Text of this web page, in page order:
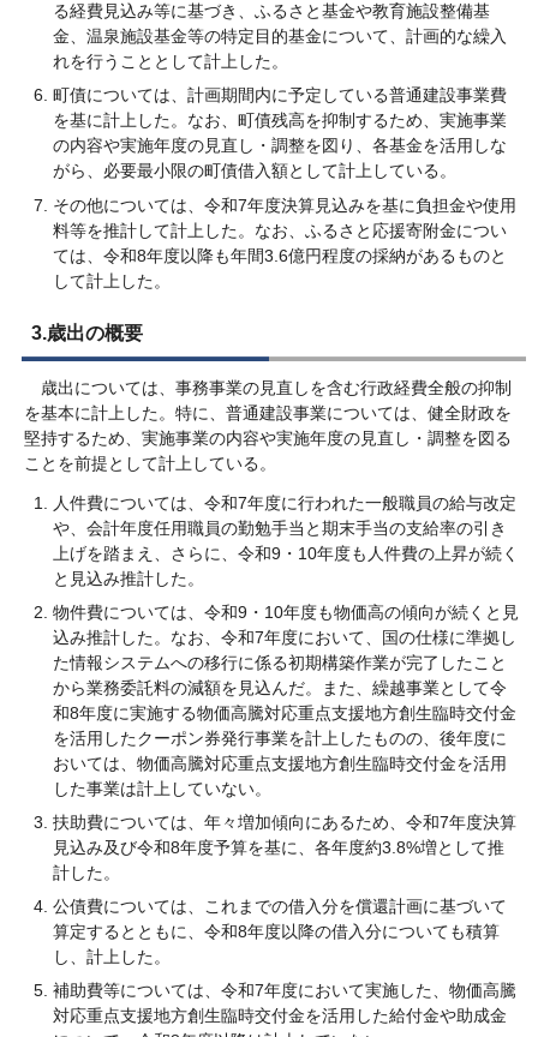
る経費見込み等に基づき、ふるさと基金や教育施設整備基
金、温泉施設基金等の特定目的基金について、計画的な繰入
れを行うこととして計上した。
町債については、計画期間内に予定している普通建設事業費
を基に計上した。なお、町債残高を抑制するため、実施事業
の内容や実施年度の見直し・調整を図り、各基金を活用しな
がら、必要最小限の町債借入額として計上している。
その他については、令和7年度決算見込みを基に負担金や使用
料等を推計して計上した。なお、ふるさと応援寄附金につい
ては、令和8年度以降も年間3.6億円程度の採納があるものと
して計上した。
3.歳出の概要
歳出については、事務事業の見直しを含む行政経費全般の抑制
を基本に計上した。特に、普通建設事業については、健全財政を
堅持するため、実施事業の内容や実施年度の見直し・調整を図る
ことを前提として計上している。
人件費については、令和7年度に行われた一般職員の給与改定
や、会計年度任用職員の勤勉手当と期末手当の支給率の引き
上げを踏まえ、さらに、令和9・10年度も人件費の上昇が続く
と見込み推計した。
物件費については、令和9・10年度も物価高の傾向が続くと見
込み推計した。なお、令和7年度において、国の仕様に準拠し
た情報システムへの移行に係る初期構築作業が完了したこと
から業務委託料の減額を見込んだ。また、繰越事業として令
和8年度に実施する物価高騰対応重点支援地方創生臨時交付金
を活用したクーポン券発行事業を計上したものの、後年度に
おいては、物価高騰対応重点支援地方創生臨時交付金を活用
した事業は計上していない。
扶助費については、年々増加傾向にあるため、令和7年度決算
見込み及び令和8年度予算を基に、各年度約3.8%増として推
計した。
公債費については、これまでの借入分を償還計画に基づいて
算定するとともに、令和8年度以降の借入分についても積算
し、計上した。
補助費等については、令和7年度において実施した、物価高騰
対応重点支援地方創生臨時交付金を活用した給付金や助成金